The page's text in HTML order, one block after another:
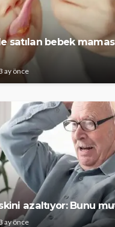
satılan bebek
ay önce
azaltıyor: Bunu
ay önce